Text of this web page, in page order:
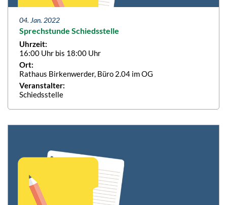
04. Jan. 2022
Sprechstunde Schiedsstelle
Uhrzeit:
16:00 Uhr bis 18:00 Uhr
Ort:
Rathaus Birkenwerder, Büro 2.04 im OG
Veranstalter:
Schiedsstelle